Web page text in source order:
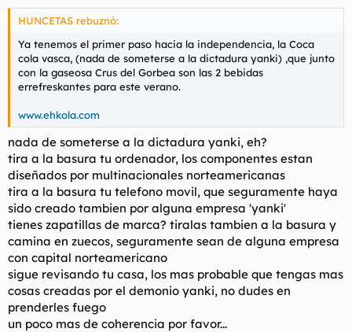
HUNCETAS rebuznó:
Ya tenemos el primer paso hacia la independencia, la Coca
cola vasca, (nada de someterse a la dictadura yanki) ,que junto
con la gaseosa Crus del Gorbea son las 2 bebidas
errefreskantes para este verano.
www.ehkola.com
nada de someterse a la dictadura yanki, eh?
tira a la basura tu ordenador, los componentes estan
diseñados por multinacionales norteamericanas
tira a la basura tu telefono movil, que seguramente haya
sido creado tambien por alguna empresa 'yanki'
tienes zapatillas de marca? tiralas tambien a la basura y
camina en zuecos, seguramente sean de alguna empresa
con capital norteamericano
sigue revisando tu casa, los mas probable que tengas mas
cosas creadas por el demonio yanki, no dudes en
prenderles fuego
un poco mas de coherencia por favor...